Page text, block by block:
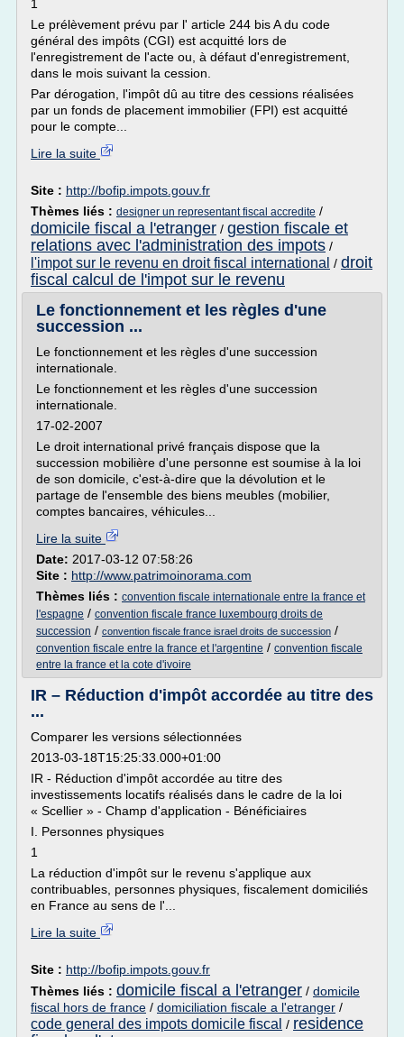
1
Le prélèvement prévu par l' article 244 bis A du code
général des impôts (CGI) est acquitté lors de
l'enregistrement de l'acte ou, à défaut d'enregistrement,
dans le mois suivant la cession.
Par dérogation, l'impôt dû au titre des cessions réalisées
par un fonds de placement immobilier (FPI) est acquitté
pour le compte...
Lire la suite
Site : http://bofip.impots.gouv.fr
Thèmes liés : designer un representant fiscal accredite /
domicile fiscal a l'etranger / gestion fiscale et
relations avec l'administration des impots /
l'impot sur le revenu en droit fiscal international / droit
fiscal calcul de l'impot sur le revenu
Le fonctionnement et les règles d'une
succession ...
Le fonctionnement et les règles d'une succession
internationale.
Le fonctionnement et les règles d'une succession
internationale.
17-02-2007
Le droit international privé français dispose que la
succession mobilière d'une personne est soumise à la loi
de son domicile, c'est-à-dire que la dévolution et le
partage de l'ensemble des biens meubles (mobilier,
comptes bancaires, véhicules...
Lire la suite
Date: 2017-03-12 07:58:26
Site : http://www.patrimoinorama.com
Thèmes liés : convention fiscale internationale entre la france et
l'espagne / convention fiscale france luxembourg droits de
succession / convention fiscale france israel droits de succession /
convention fiscale entre la france et l'argentine / convention fiscale
entre la france et la cote d'ivoire
IR – Réduction d'impôt accordée au titre des
...
Comparer les versions sélectionnées
2013-03-18T15:25:33.000+01:00
IR - Réduction d'impôt accordée au titre des
investissements locatifs réalisés dans le cadre de la loi
« Scellier » - Champ d'application - Bénéficiaires
I. Personnes physiques
1
La réduction d'impôt sur le revenu s'applique aux
contribuables, personnes physiques, fiscalement domiciliés
en France au sens de l'...
Lire la suite
Site : http://bofip.impots.gouv.fr
Thèmes liés : domicile fiscal a l'etranger / domicile
fiscal hors de france / domiciliation fiscale a l'etranger /
code general des impots domicile fiscal / residence